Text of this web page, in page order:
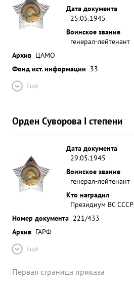
Дата документа
25.05.1945
Воинское звание
генерал-лейтенант
Архив ЦАМО
Фонд ист. информации 33
Ещё
Орден Суворова I степени
Дата документа
29.05.1945
Воинское звание
генерал-лейтенант
Кто наградил
Президиум ВС СССР
Номер документа 221/433
Архив ГАРФ
Ещё
Первая страница приказа